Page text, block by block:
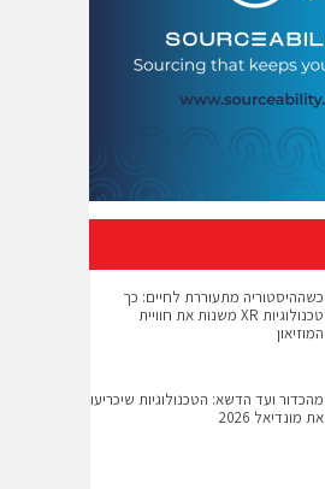
כשההיסטוריה מתעוררת לחיים: כך
טכנולוגיות XR משנות את חוויית
המוזיאון
מהכדור ועד הדשא: הטכנולוגיות שיכריעו
את מונדיאל 2026